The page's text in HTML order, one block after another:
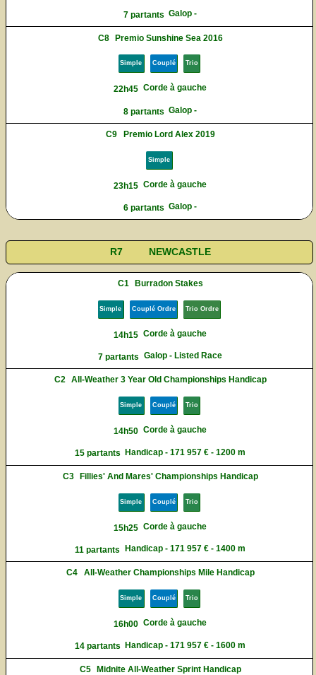
7 partants Galop -
C8 Premio Sunshine Sea 2016
Simple Couplé Trio
22h45 Corde à gauche
8 partants Galop -
C9 Premio Lord Alex 2019
Simple
23h15 Corde à gauche
6 partants Galop -
R7 NEWCASTLE
C1 Burradon Stakes
Simple Couplé Ordre Trio Ordre
14h15 Corde à gauche
7 partants Galop - Listed Race
C2 All-Weather 3 Year Old Championships Handicap
Simple Couplé Trio
14h50 Corde à gauche
15 partants Handicap - 171 957 € - 1200 m
C3 Fillies' And Mares' Championships Handicap
Simple Couplé Trio
15h25 Corde à gauche
11 partants Handicap - 171 957 € - 1400 m
C4 All-Weather Championships Mile Handicap
Simple Couplé Trio
16h00 Corde à gauche
14 partants Handicap - 171 957 € - 1600 m
C5 Midnite All-Weather Sprint Handicap